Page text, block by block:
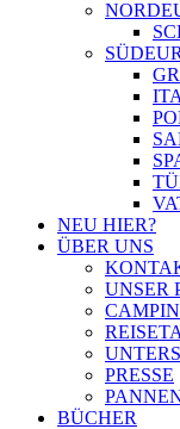
NEU HIER?
ÜBER UNS
UNSER
PRESSE
BÜCHER